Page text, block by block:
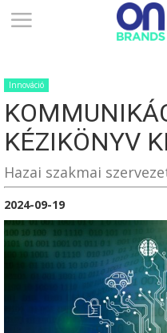
ONBRANDS
–
ALAPON
Innováció
KÉZIKÖNYV
Hazai szakmai
2024-09-19